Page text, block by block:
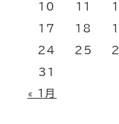
10 11
17 18
24 25
31
« 1月